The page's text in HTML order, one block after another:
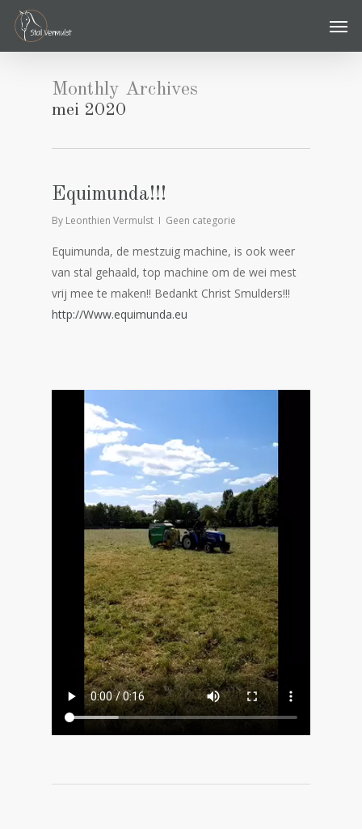
Skip
main
Monthly Archives
mei 2020
Equimunda!!!
By Leonthien Vermulst Geen categorie
Equimunda, de mestzuig machine, is ook weer
van stal gehaald, top machine om de wei mest
vrij mee te maken!! Bedankt Christ Smulders!!!
http://Www.equimunda.eu